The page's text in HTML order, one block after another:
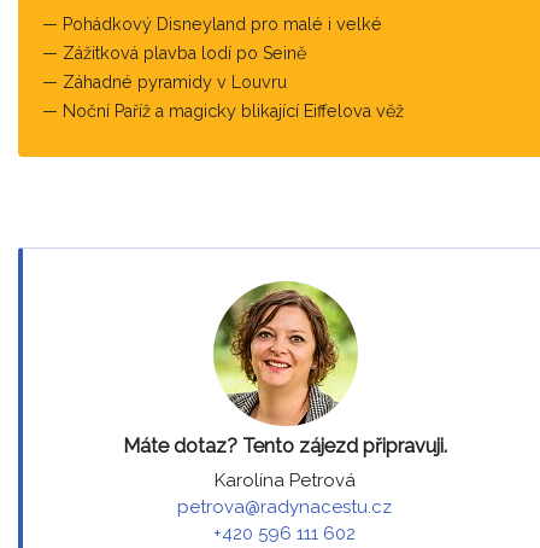
Pohádkový Disneyland pro malé i velké
Zážitková plavba lodí po Seině
Záhadné pyramidy v Louvru
Noční Paříž a magicky blikající Eiffelova věž
Máte dotaz? Tento zájezd připravuji.
Karolína Petrová
petrova@radynacestu.cz
+420 596 111 602